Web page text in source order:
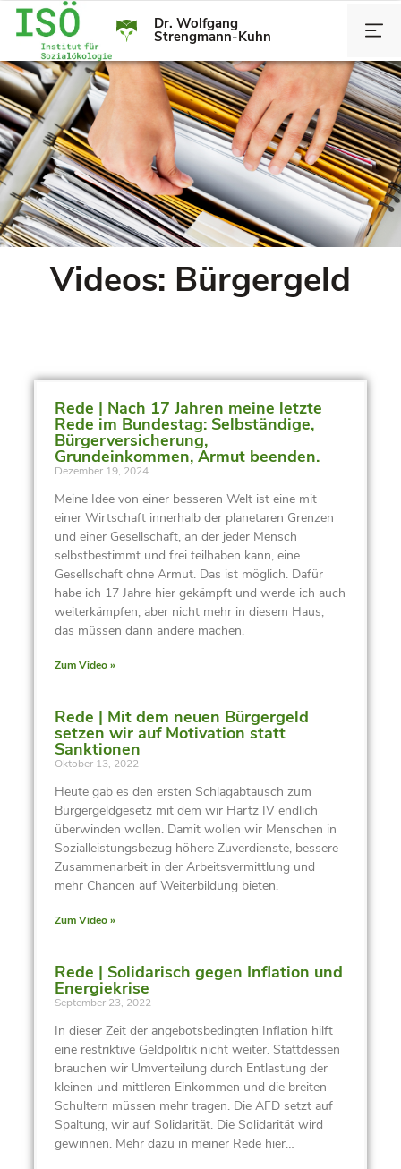
Dr. Wolfgang
Strengmann-Kuhn
Videos: Bürgergeld
Rede | Nach 17 Jahren meine letzte
Rede im Bundestag: Selbständige,
Bürgerversicherung,
Grundeinkommen, Armut beenden.
Dezember 19, 2024
Meine Idee von einer besseren Welt ist eine mit
einer Wirtschaft innerhalb der planetaren Grenzen
und einer Gesellschaft, an der jeder Mensch
selbstbestimmt und frei teilhaben kann, eine
Gesellschaft ohne Armut. Das ist möglich. Dafür
habe ich 17 Jahre hier gekämpft und werde ich auch
weiterkämpfen, aber nicht mehr in diesem Haus;
das müssen dann andere machen.
Zum Video »
Rede | Mit dem neuen Bürgergeld
setzen wir auf Motivation statt
Sanktionen
Oktober 13, 2022
Heute gab es den ersten Schlagabtausch zum
Bürgergeldgesetz mit dem wir Hartz IV endlich
überwinden wollen. Damit wollen wir Menschen in
Sozialleistungsbezug höhere Zuverdienste, bessere
Zusammenarbeit in der Arbeitsvermittlung und
mehr Chancen auf Weiterbildung bieten.
Zum Video »
Rede | Solidarisch gegen Inflation und
Energiekrise
September 23, 2022
In dieser Zeit der angebotsbedingten Inflation hilft
eine restriktive Geldpolitik nicht weiter. Stattdessen
brauchen wir Umverteilung durch Entlastung der
kleinen und mittleren Einkommen und die breiten
Schultern müssen mehr tragen. Die AFD setzt auf
Spaltung, wir auf Solidarität. Die Solidarität wird
gewinnen. Mehr dazu in meiner Rede hier…